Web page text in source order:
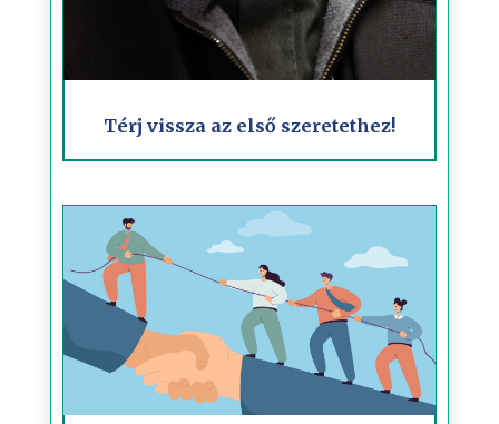
Térj vissza az első szeretethez!